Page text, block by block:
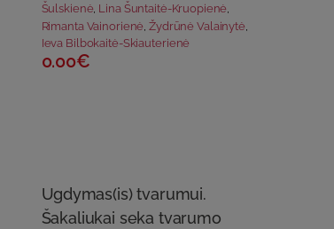
Šulskienė Lina Šuntaitė-Kruopienė
Rimanta Vainorienė ,Žydrūnė Valainytė
Ieva Bilbokaitė-Skiauterienė
0.00€
Ugdymas(is) tvarumui.
Šakaliukai seka tvarumo